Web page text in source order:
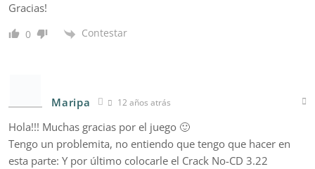
Gracias!
0 Contestar
Maripa 12 años atrás
Hola!!! Muchas gracias por el juego 🙂
Tengo un problemita, no entiendo que tengo que hacer en
esta parte: Y por último colocarle el Crack No-CD 3.22